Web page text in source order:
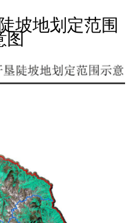
坡地划定范围
图